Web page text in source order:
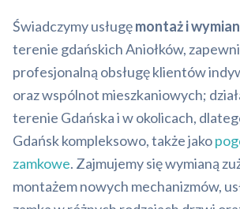
Świadczymy usługęmontaż i
terenie gdańskich Aniołków,
profesjonalną obsługę klientów
oraz wspólnot mieszkaniowych;
terenie Gdańska i w okolicach,
Gdańsk kompleksowo, także jako
zamkowe. Zajmujemy się wymianą
montażem nowych mechanizmów,